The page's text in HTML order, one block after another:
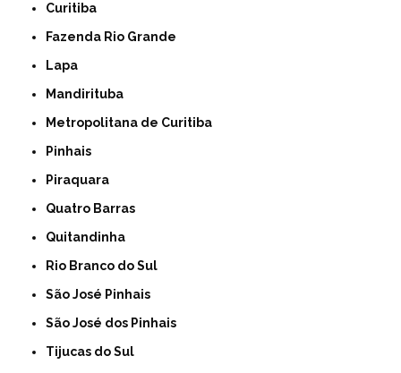
Curitiba
Fazenda Rio Grande
Lapa
Mandirituba
Metropolitana de Curitiba
Pinhais
Piraquara
Quatro Barras
Quitandinha
Rio Branco do Sul
São José Pinhais
São José dos Pinhais
Tijucas do Sul